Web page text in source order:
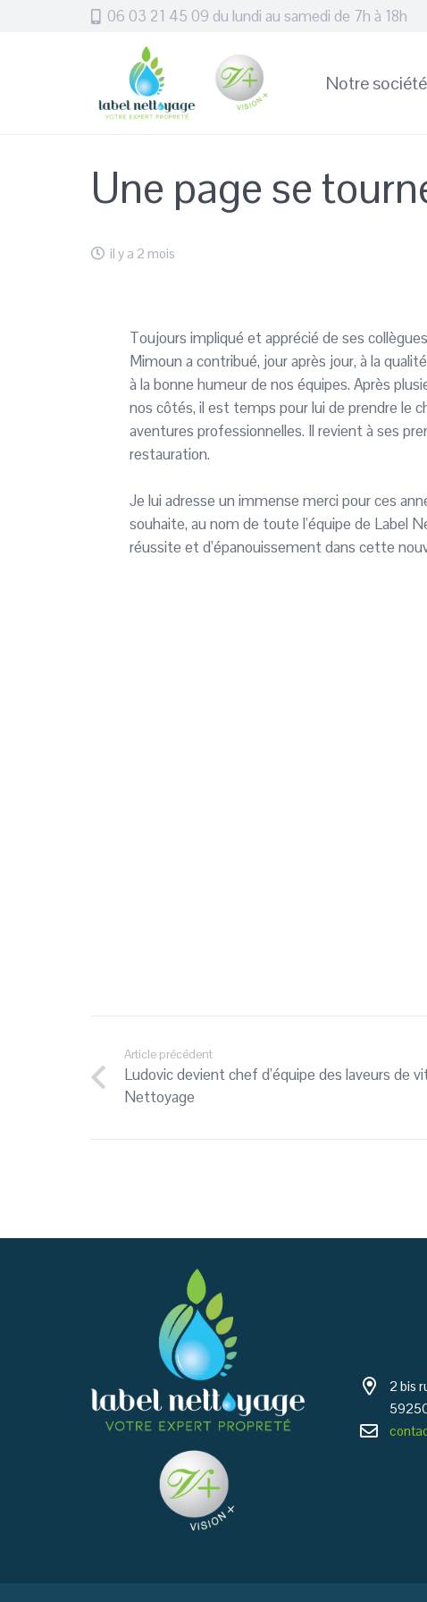
06 03 21 45 09 du lundi au samedi de 7h à 18h
Notre société
Une page se
il y a 2 mois
Toujours impliqué et apprécié de ses
Mimoun a contribué, jour après jour, à la
à la bonne humeur de nos équipes. Après
nos côtés, il est temps pour lui de prendre le
aventures professionnelles. Il revient à ses
restauration.
Je lui adresse un immense merci pour ces
souhaite, au nom de toute l’équipe de Label
réussite et d’épanouissement dans cette
Article précédent
Ludovic devient chef d’équipe des laveurs de
Nettoyage
2 bis